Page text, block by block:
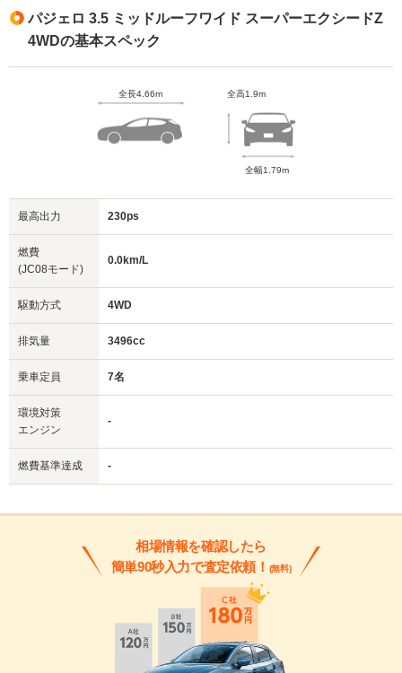
パジェロ 3.5 ミッドルーフワイド スーパーエクシードZ
4WDの基本スペック
全長4.66m 全高1.9m
全幅1.79m
最高出力 230ps
燃費
(JC08モード)
0.0km/L
駆動方式 4WD
排気量 3496cc
乗車定員 7名
環境対策
エンジン
-
燃費基準達成 -
相場情報を確認したら
簡単90秒入力で査定依頼！ (無料)